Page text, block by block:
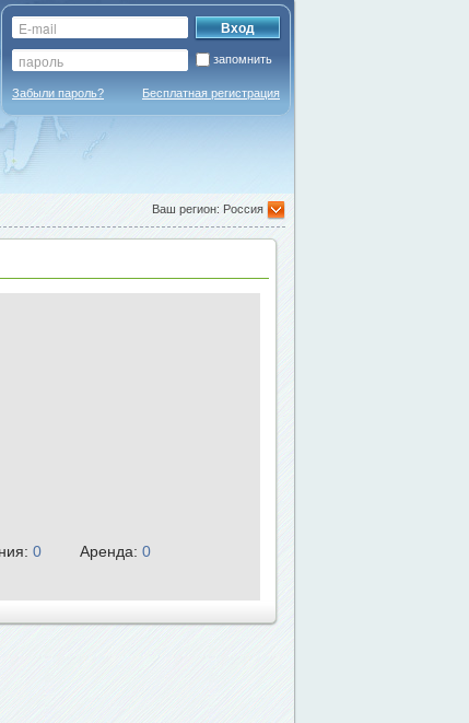
запомнить
Забыли пароль? Бесплатная регистрация
Ваш регион: Россия
0 Аренда: 0